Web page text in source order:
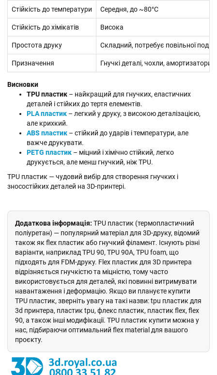
Стійкість до температури Середня, до ~80°C
Стійкість до хімікатів Висока
Простота друку Складний, потребує повільної
Призначення Гнучкі деталі, чохли, амортизатори
Висновки
TPU пластик – найкращий для гнучких, еластичних
деталей і стійких до тертя елементів.
PLA пластик – легкий у друку, з високою деталізацією,
але крихкий.
ABS пластик – стійкий до ударів і температури, але
важче друкувати.
PETG пластик – міцний і хімічно стійкий, легко
друкується, але менш гнучкий, ніж TPU.
TPU пластик — чудовий вибір для створення гнучких і
зносостійких деталей на 3D-принтері.
Додаткова інформація: TPU пластик (термопластичний
поліуретан) — популярний матеріал для 3D-друку, відомий
також як flex пластик або гнучкий філамент. Існують різні
варіанти, наприклад TPU 90, TPU 90A, TPU foam, що
підходять для FDM-друку. Flex пластик для 3D принтера
відрізняється гнучкістю та міцністю, тому часто
використовується для деталей, які повинні витримувати
навантаження і деформацію. Якщо ви плануєте купити
TPU пластик, зверніть увагу на такі назви: tpu пластик для
3d принтера, пластик tpu, флекс пластик, пластик flex, flex
90, а також інші модифікації. TPU пластик купити можна у
нас, підбираючи оптимальний flex material для вашого
проєкту.